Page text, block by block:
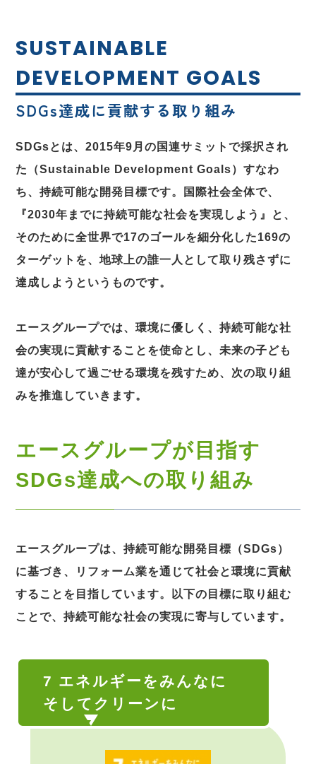
SUSTAINABLE
DEVELOPMENT GOALS
SDGs達成に貢献する取り組み
SDGsとは、2015年9月の国連サミットで採択され
た（Sustainable Development Goals）すなわ
ち、持続可能な開発目標です。国際社会全体で、
『2030年までに持続可能な社会を実現しよう』と、
そのために全世界で17のゴールを細分化した169の
ターゲットを、地球上の誰一人として取り残さずに
達成しようというものです。
エースグループでは、環境に優しく、持続可能な社
会の実現に貢献することを使命とし、未来の子ども
達が安心して過ごせる環境を残すため、次の取り組
みを推進していきます。
エースグループが目指す
SDGs達成への取り組み
エースグループは、持続可能な開発目標（SDGs）
に基づき、リフォーム業を通じて社会と環境に貢献
することを目指しています。以下の目標に取り組む
ことで、持続可能な社会の実現に寄与しています。
7 エネルギーをみんなに
そしてクリーンに